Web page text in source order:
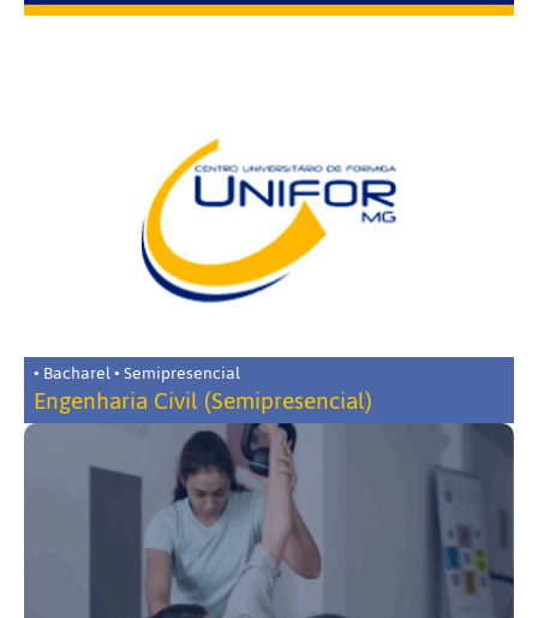
• Bacharel • Semipresencial
Engenharia Civil (Semipresencial)